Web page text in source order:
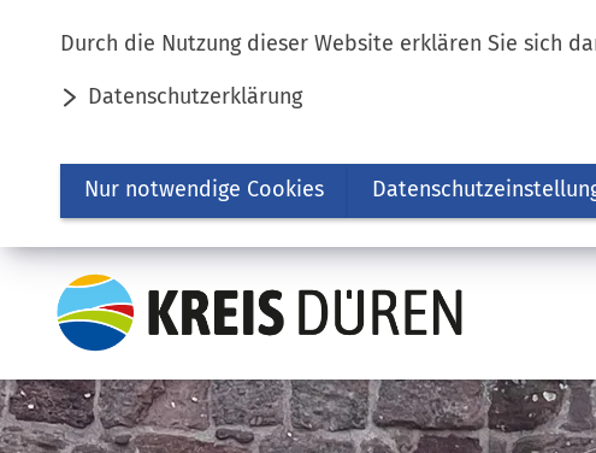
Durch die Nutzung dieser Website erklären Sie sich
Datenschutzerklärung
Nur notwendige Cookies
Inhalt anspringen